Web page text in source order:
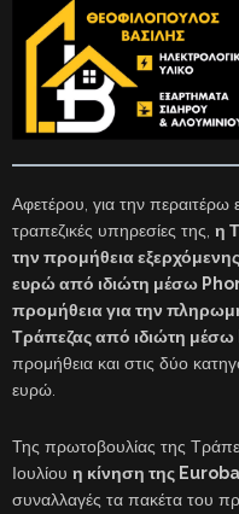
Αφετέρου, για την περαιτέρω
τραπεζικές υπηρεσίες της, η
την προμήθεια
ευρώ από ιδιώτη μέσω
προμήθεια για την
Τράπεζας από ιδιώτη
προμήθεια και στις δύο
ευρώ.
Της πρωτοβουλίας της
Ιουλίου η κίνηση της
συναλλαγές τα πακέτα του